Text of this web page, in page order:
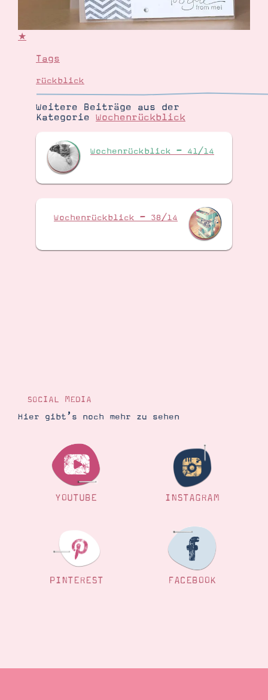
★
Tags
rückblick
Weitere Beiträge aus der
Kategorie Wochenrückblick
Wochenrückblick – 41/14
Wochenrückblick – 38/14
SOCIAL MEDIA
Hier gibt’s noch mehr zu sehen
YOUTUBE INSTAGRAM
PINTEREST FACEBOOK